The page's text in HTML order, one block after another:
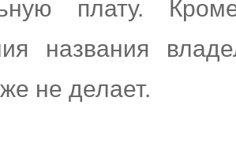
плату.
названия
не делает.